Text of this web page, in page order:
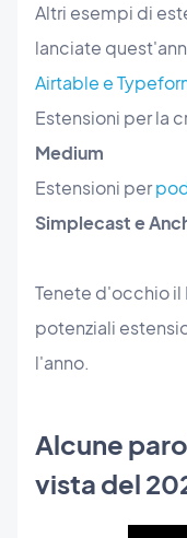
Altri esempi di
lanciate
Airtable e
Estensioni per la
Medium
Estensioni per
Simplecast e
Tenete d'occhio il
potenziali
l'anno.
Alcune
vista del